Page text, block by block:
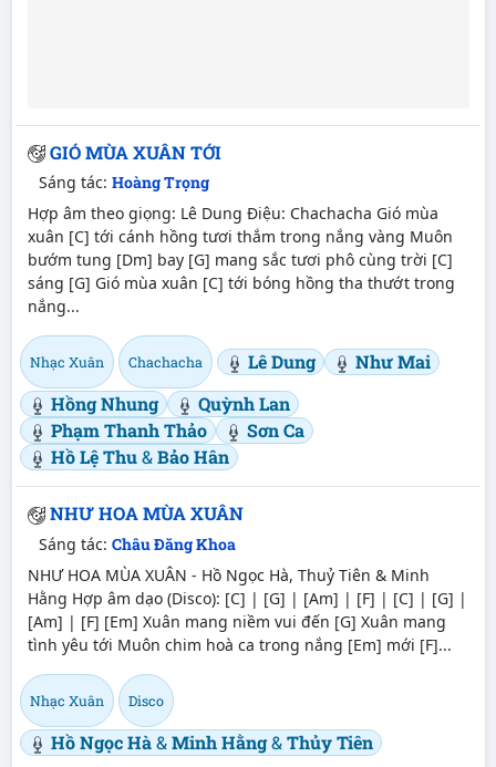
GIÓ MÙA XUÂN TỚI
Sáng tác: Hoàng Trọng
Hợp âm theo giọng: Lê Dung Điệu: Chachacha Gió mùa
xuân [C] tới cánh hồng tươi thắm trong nắng vàng Muôn
bướm tung [Dm] bay [G] mang sắc tươi phô cùng trời [C]
sáng [G] Gió mùa xuân [C] tới bóng hồng tha thướt trong
nắng...
Nhạc Xuân Chachacha Lê Dung
Như Mai
Hồng Nhung
Quỳnh Lan
Phạm Thanh Thảo
Sơn Ca
Hồ Lệ Thu&Bảo Hân
NHƯ HOA MÙA XUÂN
Sáng tác: Châu Đăng Khoa
NHƯ HOA MÙA XUÂN - Hồ Ngọc Hà, Thuỷ Tiên & Minh
Hằng Hợp âm dạo (Disco): [C] | [G] | [Am] | [F] | [C] | [G] |
[Am] | [F] [Em] Xuân mang niềm vui đến [G] Xuân mang
tình yêu tới Muôn chim hoà ca trong nắng [Em] mới [F]...
Nhạc Xuân Disco
Hồ Ngọc Hà&Minh Hằng&Thủy Tiên